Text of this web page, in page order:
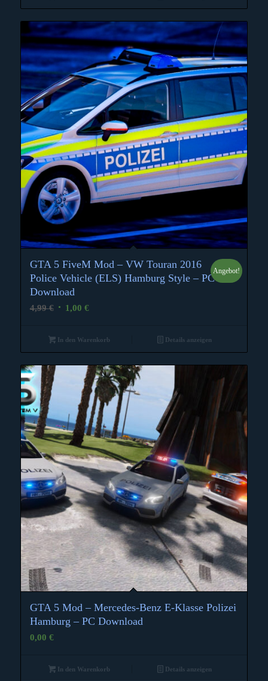
5.00
GTA 5 FiveM Mod – VW Touran 2016
Police Vehicle (ELS) Hamburg Style – PC
Download
4,99€ Ursprünglicher
1,00 €Aktueller
Angebot!
In den Warenkorb Details anzeigen
GTA 5 Mod – Mercedes-Benz E-Klasse Polizei
Hamburg – PC Download
0,00 €
In den Warenkorb Details anzeigen